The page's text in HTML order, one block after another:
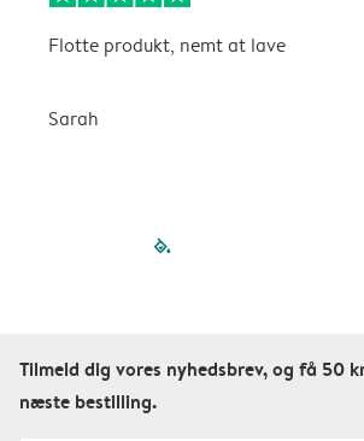
Flotte produkt, nemt at lave
Sarah
filled-
Tilmeld dig vores nyhedsbrev, og få 50
næste bestilling.